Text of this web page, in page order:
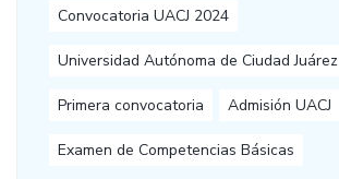
Convocatoria UACJ 2024
Universidad Autónoma de Ciudad Juárez
Primera convocatoria Admisión UACJ
Examen de Competencias Básicas